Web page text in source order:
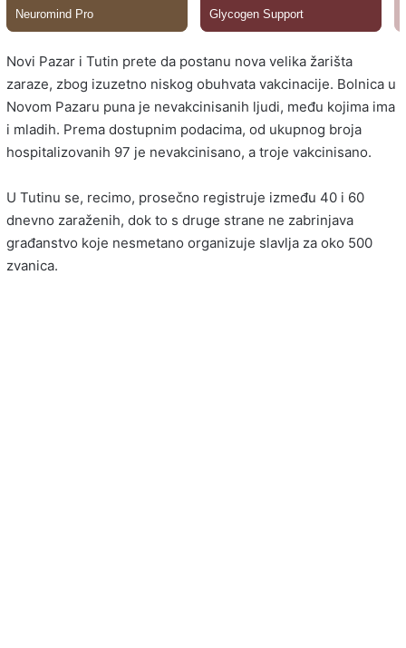
Novi Pazar i Tutin prete da postanu nova velika žarišta
zaraze, zbog izuzetno niskog obuhvata vakcinacije. Bolnica u
Novom Pazaru puna je nevakcinisanih ljudi, među kojima ima
i mladih. Prema dostupnim podacima, od ukupnog broja
hospitalizovanih 97 je nevakcinisano, a troje vakcinisano.
U Tutinu se, recimo, prosečno registruje između 40 i 60
dnevno zaraženih, dok to s druge strane ne zabrinjava
građanstvo koje nesmetano organizuje slavlja za oko 500
zvanica.